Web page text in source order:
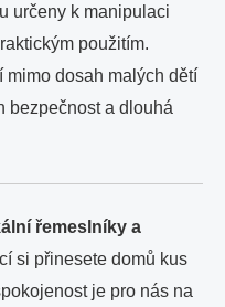
určeny k manipulaci
použitím.
mimo dosah malých dětí
bezpečnost a dlouhá
řemeslníky a
si přinesete domů kus
je pro nás na